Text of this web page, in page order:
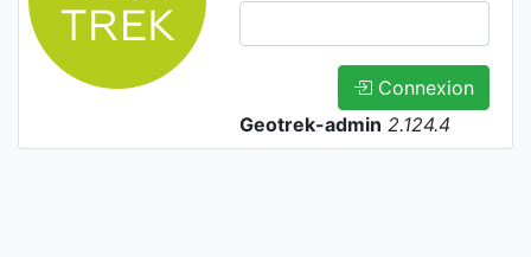
Connexion
Geotrek-admin 2.124.4